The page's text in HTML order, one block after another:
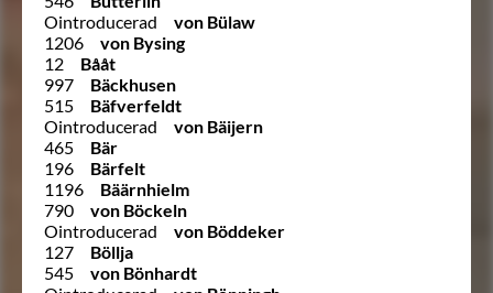
Ointroducerad
von Bülaw
1206
von Bysing
12
Bååt
997
Bäckhusen
515
Bäfverfeldt
Ointroducerad
von Bäijern
465
Bär
196
Bärfelt
1196
Bäärnhielm
790
von Böckeln
Ointroducerad
von Böddeker
127
Böllja
545
von Bönhardt